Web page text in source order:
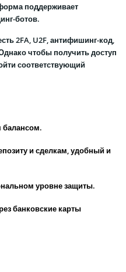
поддерживает
ботов.
2FA, U2F, антифишинг-код,
чтобы получить доступ
соответствующий
и сделкам, удобный и
уровне защиты.
банковские карты